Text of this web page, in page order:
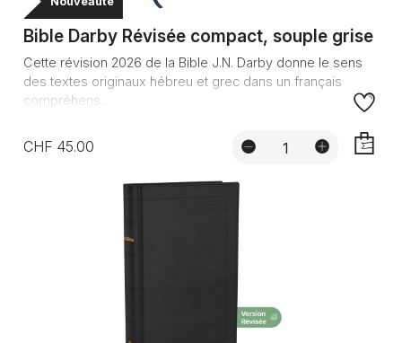
Bible Darby Révisée compact, souple grise
Cette révision 2026 de la Bible J.N. Darby donne le sens
des textes originaux hébreu et grec dans un français
compréhens...
CHF 45.00